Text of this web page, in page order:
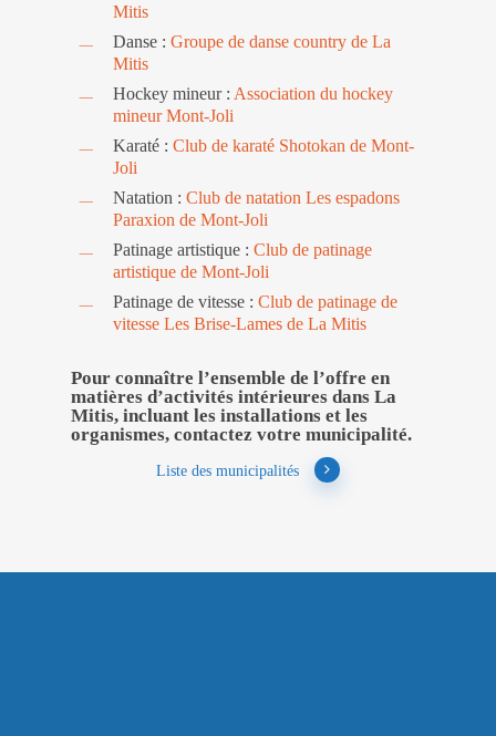
Mitis
Danse :Groupe de danse country de La
Mitis
Hockey mineur : Association du hockey
mineur Mont-Joli
Karaté :Club de karaté Shotokan de Mont-
Joli
Natation :Club de natation Les espadons
Paraxion de Mont-Joli
Patinage artistique :Club de patinage
artistique de Mont-Joli
Patinage de vitesse :Club de patinage de
vitesse Les Brise-Lames de La Mitis
Pour connaître l’ensemble de l’offre en
matières d’activités intérieures dans La
Mitis, incluant les installations et les
organismes, contactez votre municipalité.
Liste des municipalités